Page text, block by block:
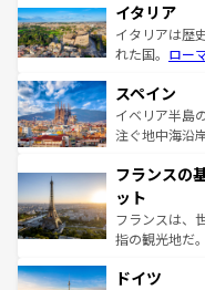
イタリア
イタリアは歴
れた国。 ロー
ろん、トスカ
景など、自然
ピザやパスタ
ませてくれる
なお、新着の
しい。
スペイン
イベリア半島
注ぐ地中海沿
文化が根付く
れる闘牛、そ
る。首都マド
アートに溢れ
せる。地方に
フランスの
ット
フランスは、
指の観光地だ
で、幅広い魅
ドイツ